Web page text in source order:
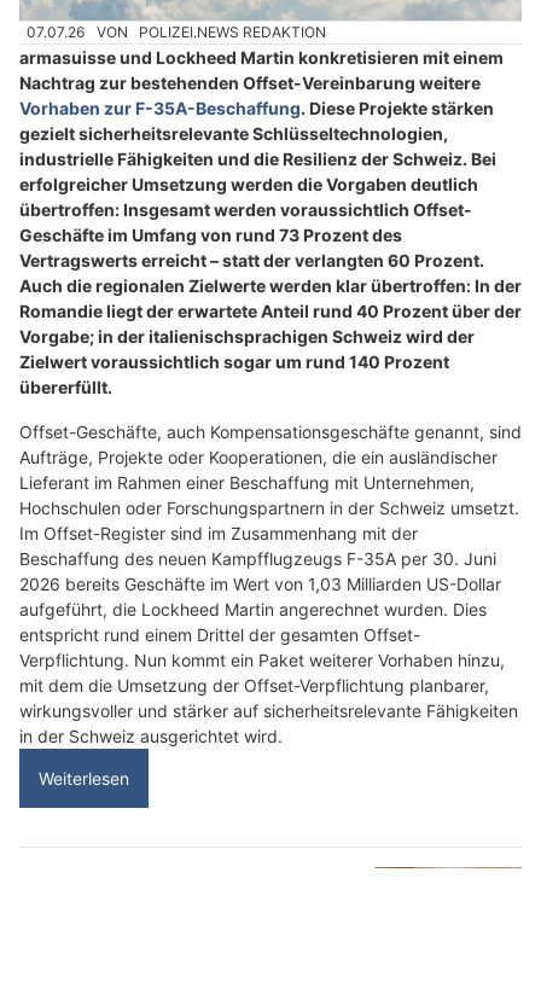
07.07.26 VON POLIZEI.NEWS REDAKTION
armasuisse und Lockheed Martin konkretisieren mit einem
Nachtrag zur bestehenden Offset-Vereinbarung weitere
Vorhaben zur F-35A-Beschaffung. Diese Projekte stärken
gezielt sicherheitsrelevante Schlüsseltechnologien,
industrielle Fähigkeiten und die Resilienz der Schweiz. Bei
erfolgreicher Umsetzung werden die Vorgaben deutlich
übertroffen: Insgesamt werden voraussichtlich Offset-
Geschäfte im Umfang von rund 73 Prozent des
Vertragswerts erreicht – statt der verlangten 60 Prozent.
Auch die regionalen Zielwerte werden klar übertroffen: In der
Romandie liegt der erwartete Anteil rund 40 Prozent über der
Vorgabe; in der italienischsprachigen Schweiz wird der
Zielwert voraussichtlich sogar um rund 140 Prozent
übererfüllt.
Offset-Geschäfte, auch Kompensationsgeschäfte genannt, sind
Aufträge, Projekte oder Kooperationen, die ein ausländischer
Lieferant im Rahmen einer Beschaffung mit Unternehmen,
Hochschulen oder Forschungspartnern in der Schweiz umsetzt.
Im Offset-Register sind im Zusammenhang mit der
Beschaffung des neuen Kampfflugzeugs F-35A per 30. Juni
2026 bereits Geschäfte im Wert von 1,03 Milliarden US-Dollar
aufgeführt, die Lockheed Martin angerechnet wurden. Dies
entspricht rund einem Drittel der gesamten Offset-
Verpflichtung. Nun kommt ein Paket weiterer Vorhaben hinzu,
mit dem die Umsetzung der Offset-Verpflichtung planbarer,
wirkungsvoller und stärker auf sicherheitsrelevante Fähigkeiten
in der Schweiz ausgerichtet wird.
Weiterlesen